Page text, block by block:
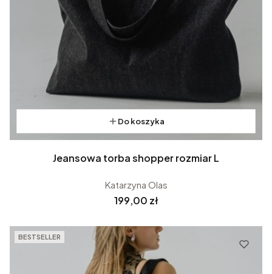
Do koszyka
Jeansowa torba shopper rozmiar L
Katarzyna Olas
Cena
199,00 zł
BESTSELLER